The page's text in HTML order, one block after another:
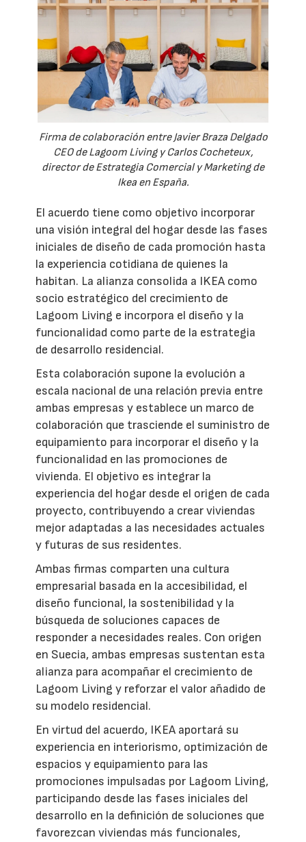
Firma de colaboración entre Javier Braza Delgado
CEO de Lagoom Living y Carlos Cocheteux,
director de Estrategia Comercial y Marketing de
Ikea en España.
El acuerdo tiene como objetivo incorporar
una visión integral del hogar desde las fases
iniciales de diseño de cada promoción hasta
la experiencia cotidiana de quienes la
habitan. La alianza consolida a IKEA como
socio estratégico del crecimiento de
Lagoom Living e incorpora el diseño y la
funcionalidad como parte de la estrategia
de desarrollo residencial.
Esta colaboración supone la evolución a
escala nacional de una relación previa entre
ambas empresas y establece un marco de
colaboración que trasciende el suministro de
equipamiento para incorporar el diseño y la
funcionalidad en las promociones de
vivienda. El objetivo es integrar la
experiencia del hogar desde el origen de cada
proyecto, contribuyendo a crear viviendas
mejor adaptadas a las necesidades actuales
y futuras de sus residentes.
Ambas firmas comparten una cultura
empresarial basada en la accesibilidad, el
diseño funcional, la sostenibilidad y la
búsqueda de soluciones capaces de
responder a necesidades reales. Con origen
en Suecia, ambas empresas sustentan esta
alianza para acompañar el crecimiento de
Lagoom Living y reforzar el valor añadido de
su modelo residencial.
En virtud del acuerdo, IKEA aportará su
experiencia en interiorismo, optimización de
espacios y equipamiento para las
promociones impulsadas por Lagoom Living,
participando desde las fases iniciales del
desarrollo en la definición de soluciones que
favorezcan viviendas más funcionales,